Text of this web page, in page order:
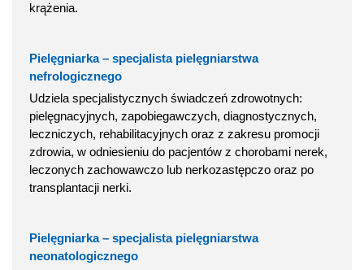
krążenia.
Pielęgniarka – specjalista pielęgniarstwa
nefrologicznego
Udziela specjalistycznych świadczeń zdrowotnych:
pielęgnacyjnych, zapobiegawczych, diagnostycznych,
leczniczych, rehabilitacyjnych oraz z zakresu promocji
zdrowia, w odniesieniu do pacjentów z chorobami nerek,
leczonych zachowawczo lub nerkozastępczo oraz po
transplantacji nerki.
Pielęgniarka – specjalista pielęgniarstwa
neonatologicznego